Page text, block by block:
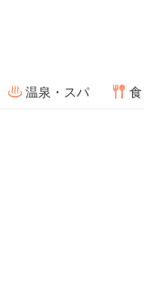
温泉・スパ 食